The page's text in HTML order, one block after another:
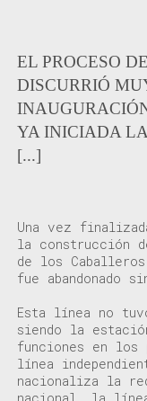
EL PROCESO
DISCURRIÓ
YA INICIADA
[...]
Una vez
la construcción
de los
fue abandonado
Esta línea no
siendo la
funciones en los
línea
nacionaliza la